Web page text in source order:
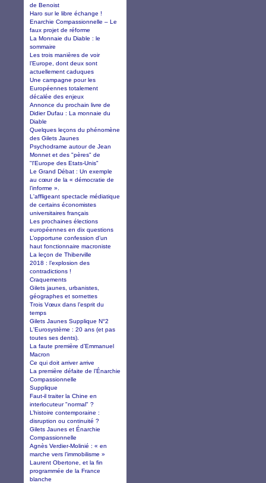
de Benoist
Haro sur le libre échange !
Enarchie Compassionnelle – Le
faux projet de réforme
La Monnaie du Diable : le
sommaire
Les trois manières de voir
l’Europe, dont deux sont
actuellement caduques
Une campagne pour les
Européennes totalement
décalée des enjeux
Annonce du prochain livre de
Didier Dufau : La monnaie du
Diable
Quelques leçons du phénomène
des Gilets Jaunes
Psychodrame autour de Jean
Monnet et des "pères" de
"l'Europe des Etats-Unis"
Le Grand Débat : Un exemple
au cœur de la « démocratie de
l’informe ».
L'affligeant spectacle médiatique
de certains économistes
universitaires français
Les prochaines élections
européennes en dix questions
L’opportune confession d’un
haut fonctionnaire macroniste
La leçon de Thiberville
2018 : l’explosion des
contradictions !
Craquements
Gilets jaunes, urbanistes,
géographes et sornettes
Trois Vœux dans l’esprit du
temps
Gilets Jaunes Supplique N°2
L'Eurosystème : 20 ans (et pas
toutes ses dents).
La faute première d’Emmanuel
Macron
Ce qui doit arriver arrive
La première défaite de l’Énarchie
Compassionnelle
Supplique
Faut-il traiter la Chine en
interlocuteur "normal" ?
L’histoire contemporaine :
disruption ou continuité ?
Gilets Jaunes et Énarchie
Compassionnelle
Agnès Verdier-Molinié : « en
marche vers l’immobilisme »
Laurent Obertone, et la fin
programmée de la France
blanche